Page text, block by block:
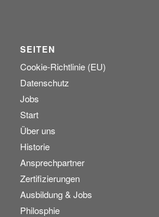
SEITEN
Cookie-Richtlinie (EU)
Datenschutz
Jobs
Start
Über uns
Historie
Ansprechpartner
Zertifizierungen
Ausbildung & Jobs
Philosphie